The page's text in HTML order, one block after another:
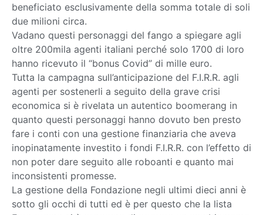
beneficiato esclusivamente della somma totale di soli
due milioni circa.
Vadano questi personaggi del fango a spiegare agli
oltre 200mila agenti italiani perché solo 1700 di loro
hanno ricevuto il “bonus Covid” di mille euro.
Tutta la campagna sull’anticipazione del F.I.R.R. agli
agenti per sostenerli a seguito della grave crisi
economica si è rivelata un autentico boomerang in
quanto questi personaggi hanno dovuto ben presto
fare i conti con una gestione finanziaria che aveva
inopinatamente investito i fondi F.I.R.R. con l’effetto di
non poter dare seguito alle roboanti e quanto mai
inconsistenti promesse.
La gestione della Fondazione negli ultimi dieci anni è
sotto gli occhi di tutti ed è per questo che la lista